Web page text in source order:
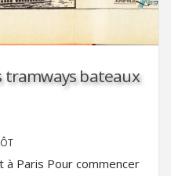
bateaux
Paris Pour commencer